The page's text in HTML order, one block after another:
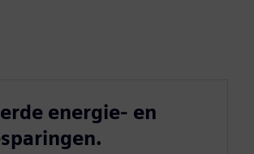
energie- en